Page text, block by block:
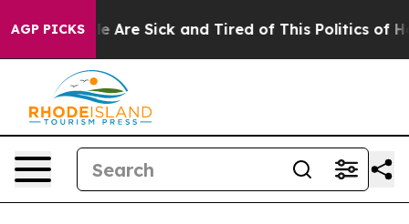
AGP PICKS
“People Are Sick and Tired of This Politics of